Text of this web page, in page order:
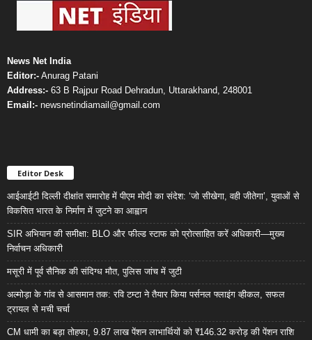
News Net India
Editor:- Anurag Patani
Address:- 63 B Rajpur Road Dehradun, Uttarakhand, 248001
Email:- newsnetindiamail@gmail.com
Editor Desk
आईआईटी दिल्ली दीक्षांत समारोह में पीएम मोदी का संदेश: ‘जो सीखेगा, वही जीतेगा’, युवाओं से
विकसित भारत के निर्माण में जुटने का आह्वान
SIR अभियान की समीक्षा: BLO और फील्ड स्टाफ को प्रोत्साहित करें अधिकारी—मुख्य
निर्वाचन अधिकारी
मसूरी में पूर्व सैनिक की संदिग्ध मौत, पुलिस जांच में जुटी
अल्मोड़ा के गांव से आसमान तक: रवि टम्टा ने तैयार किया पर्सनल फ्लाइंग व्हीकल, सफल
ट्रायल से मची चर्चा
CM धामी का बड़ा तोहफा, 9.87 लाख पेंशन लाभार्थियों को ₹146.32 करोड़ की पेंशन राशि